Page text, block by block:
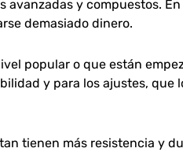
y compuestos.
demasiado dinero.
popular o que están
y para los ajustes, que
tienen más resistencia y